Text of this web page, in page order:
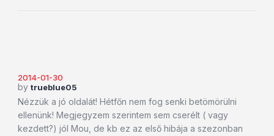
2014-01-30
by trueblue05
Nézzük a jó oldalát! Hétfőn nem fog senki betömörülni
ellenünk! Megjegyzem szerintem sem cserélt ( vagy
kezdett?) jól Mou, de kb ez az első hibája a szezonban